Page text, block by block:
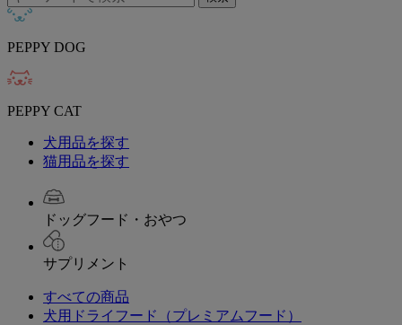
PEPPY DOG
PEPPY CAT
犬用品を探す
猫用品を探す
ドッグフード・おやつ
サプリメント
すべての商品
犬用ドライフード（プレミアムフード）